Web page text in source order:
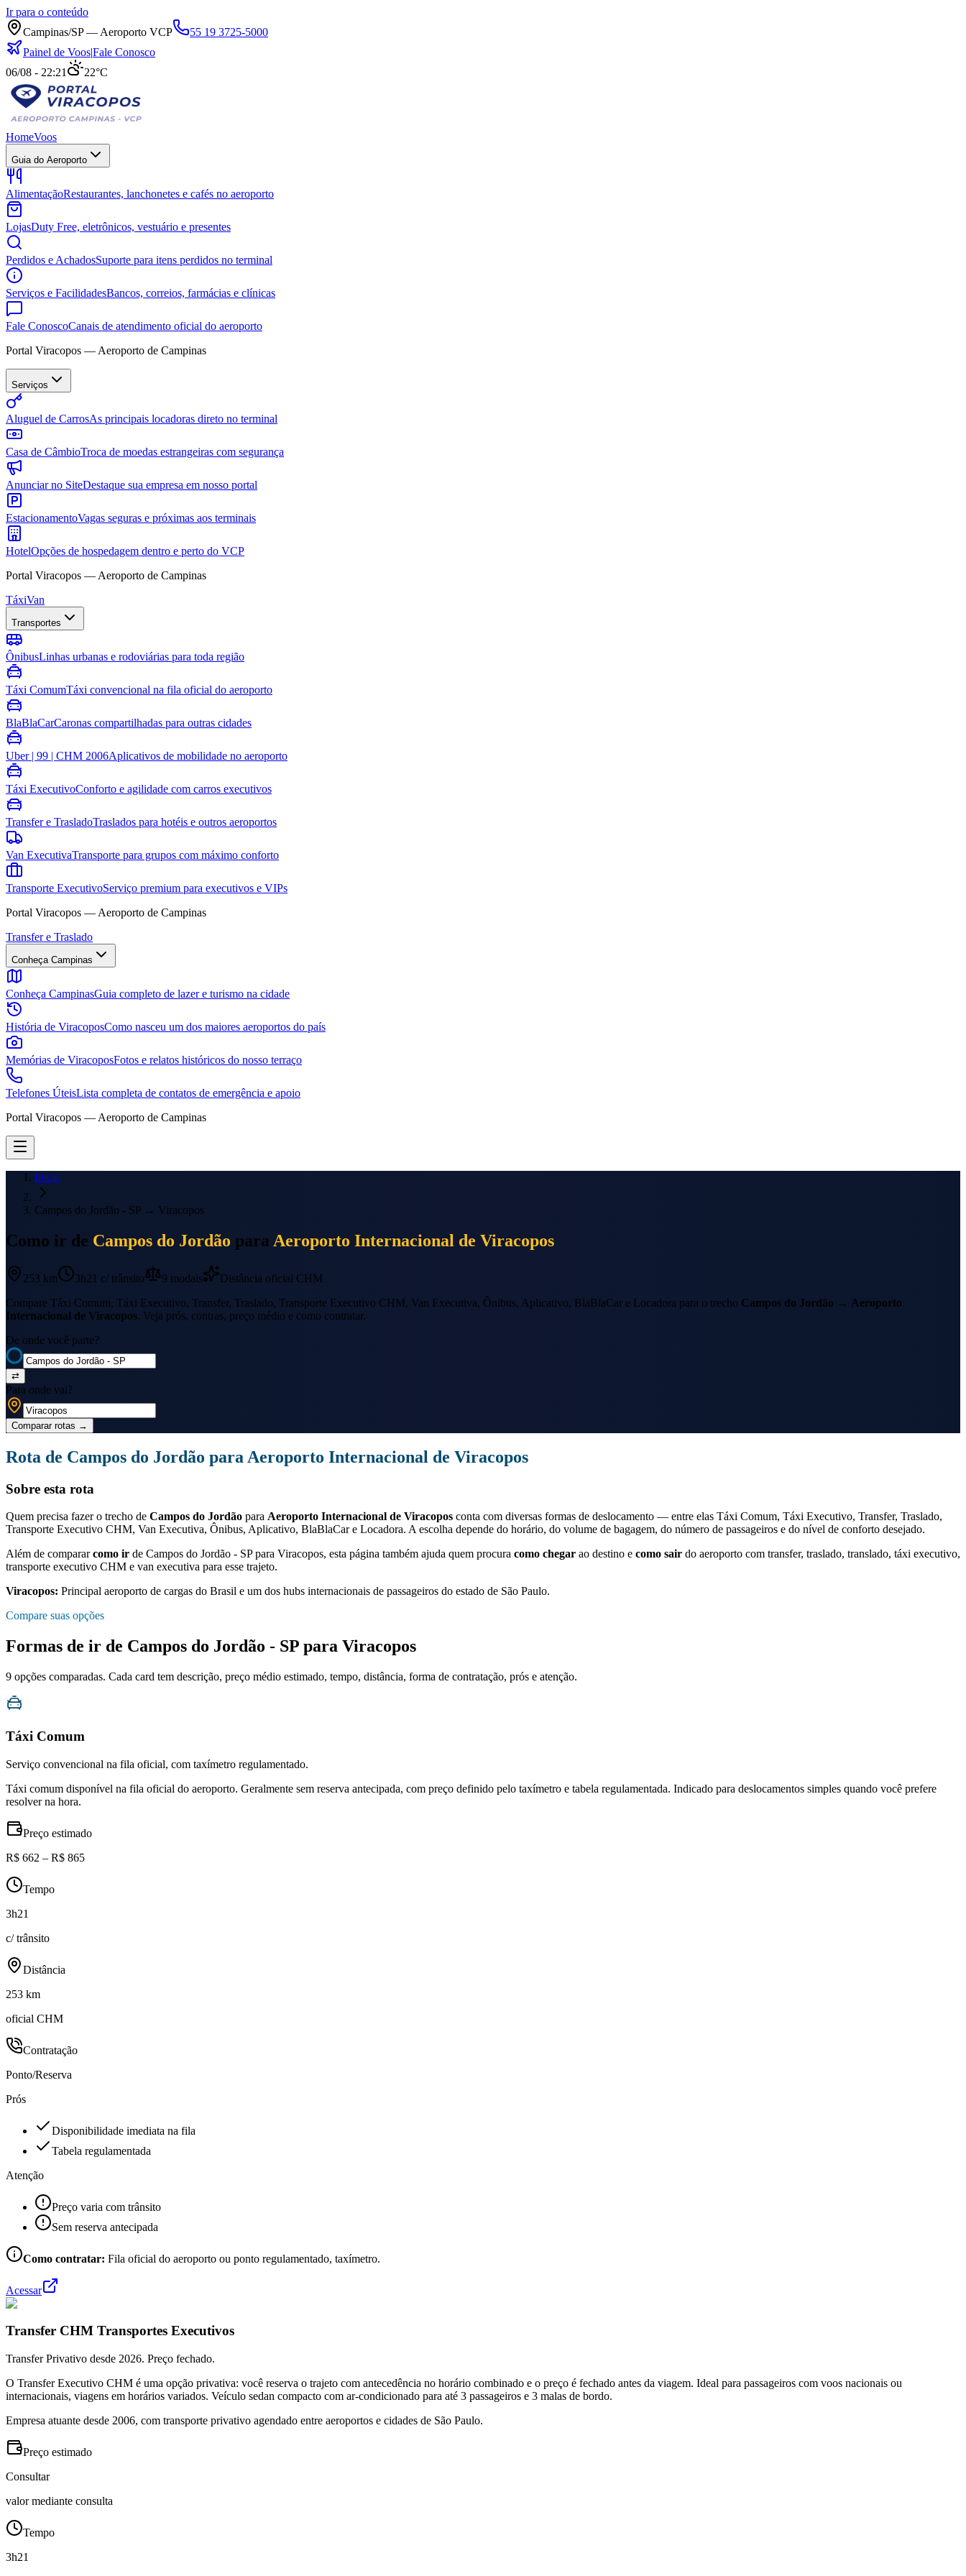
Ir para o conteúdo
Campinas/SP — Aeroporto VCP
55 19 3725-5000
Painel de Voos|Fale Conosco
06/08 - 22:21
22°C
HomeVoos
Guia do Aeroporto
AlimentaçãoRestaurantes, lanchonetes e cafés no aeroporto
LojasDuty Free, eletrônicos, vestuário e presentes
Perdidos e AchadosSuporte para itens perdidos no terminal
Serviços e FacilidadesBancos, correios, farmácias e clínicas
Fale ConoscoCanais de atendimento oficial do aeroporto
Portal Viracopos — Aeroporto de Campinas
Serviços
Aluguel de CarrosAs principais locadoras direto no terminal
Casa de CâmbioTroca de moedas estrangeiras com segurança
Anunciar no SiteDestaque sua empresa em nosso portal
EstacionamentoVagas seguras e próximas aos terminais
HotelOpções de hospedagem dentro e perto do VCP
Portal Viracopos — Aeroporto de Campinas
TáxiVan
Transportes
ÔnibusLinhas urbanas e rodoviárias para toda região
Táxi ComumTáxi convencional na fila oficial do aeroporto
BlaBlaCarCaronas compartilhadas para outras cidades
Uber | 99 | CHM 2006Aplicativos de mobilidade no aeroporto
Táxi ExecutivoConforto e agilidade com carros executivos
Transfer e TrasladoTraslados para hotéis e outros aeroportos
Van ExecutivaTransporte para grupos com máximo conforto
Transporte ExecutivoServiço premium para executivos e VIPs
Portal Viracopos — Aeroporto de Campinas
Transfer e Traslado
Conheça Campinas
Conheça CampinasGuia completo de lazer e turismo na cidade
História de ViracoposComo nasceu um dos maiores aeroportos do país
Memórias de ViracoposFotos e relatos históricos do nosso terraço
Telefones ÚteisLista completa de contatos de emergência e apoio
Portal Viracopos — Aeroporto de Campinas
Início
Campos do Jordão - SP → Viracopos
Como ir de Campos do Jordão para Aeroporto Internacional de Viracopos
253 km 3h21 c/ trânsito 9 modais
Distância oficial CHM
Compare Táxi Comum, Táxi Executivo, Transfer, Traslado, Transporte Executivo CHM, Van Executiva, Ônibus, Aplicativo, BlaBlaCar e Locadora para o trecho Campos do Jordão → Aeroporto
Internacional de Viracopos. Veja prós, contras, preço médio e como contratar.
De onde você parte?
⇄
Para onde vai?
Comparar rotas →
Rota de Campos do Jordão para Aeroporto Internacional de Viracopos
Sobre esta rota
Quem precisa fazer o trecho de Campos do Jordão para Aeroporto Internacional de Viracopos conta com diversas formas de deslocamento — entre elas Táxi Comum, Táxi Executivo, Transfer, Traslado,
Transporte Executivo CHM, Van Executiva, Ônibus, Aplicativo, BlaBlaCar e Locadora. A escolha depende do horário, do volume de bagagem, do número de passageiros e do nível de conforto desejado.
Além de compararcomo ir de Campos do Jordão - SPpara Viracopos, esta página também ajuda quem procura como chegar ao destino e como sair do aeroporto com transfer, traslado, translado, táxi executivo,
transporte executivo CHM e van executiva para esse trajeto.
Viracopos: Principal aeroporto de cargas do Brasil e um dos hubs internacionais de passageiros do estado de São Paulo.
Compare suas opções
Formas de ir de Campos do Jordão - SP para Viracopos
9 opções comparadas. Cada card tem descrição, preço médio estimado, tempo, distância, forma de contratação, prós e atenção.
Táxi Comum
Serviço convencional na fila oficial, com taxímetro regulamentado.
Táxi comum disponível na fila oficial do aeroporto. Geralmente sem reserva antecipada, com preço definido pelo taxímetro e tabela regulamentada. Indicado para deslocamentos simples quando você prefere
resolver na hora.
Preço estimado
R$ 662 – R$ 865
Tempo
3h21
c/ trânsito
Distância
253 km
oficial CHM
Contratação
Ponto/Reserva
Prós
Disponibilidade imediata na fila
Tabela regulamentada
Atenção
Preço varia com trânsito
Sem reserva antecipada
Como contratar: Fila oficial do aeroporto ou ponto regulamentado, taxímetro.
Acessar
Transfer CHM Transportes Executivos
Transfer Privativo desde 2026. Preço fechado.
O Transfer Executivo CHM é uma opção privativa: você reserva o trajeto com antecedência no horário combinado e o preço é fechado antes da viagem. Ideal para passageiros com voos nacionais ou
internacionais, viagens em horários variados. Veículo sedan compacto com ar-condicionado para até 3 passageiros e 3 malas de bordo.
Empresa atuante desde 2006, com transporte privativo agendado entre aeroportos e cidades de São Paulo.
Preço estimado
Consultar
valor mediante consulta
Tempo
3h21